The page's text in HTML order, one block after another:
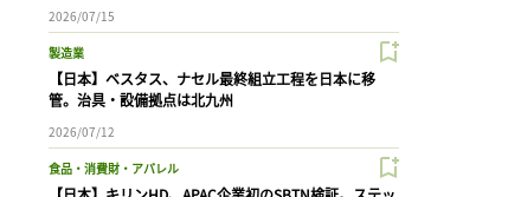
2026/07/15
製造業
【日本】ベスタス、ナセル最終組立工程を日本に移
管。治具・設備拠点は北九州
2026/07/12
食品・消費財・アパレル